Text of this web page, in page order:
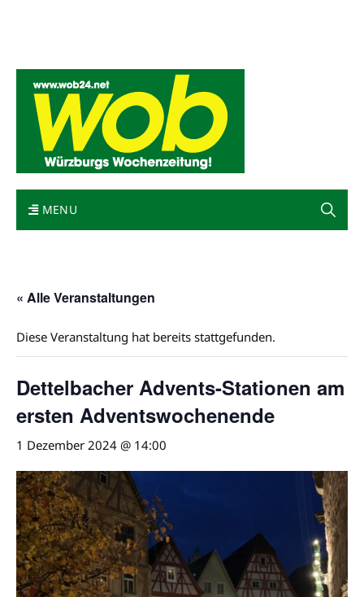
MENU
« Alle Veranstaltungen
Diese Veranstaltung hat bereits stattgefunden.
Dettelbacher Advents-Stationen am
ersten Adventswochenende
1 Dezember 2024 @ 14:00